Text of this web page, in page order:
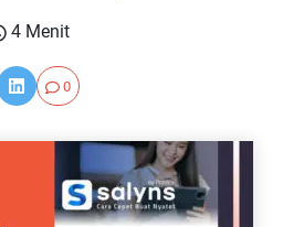
4 Menit
0